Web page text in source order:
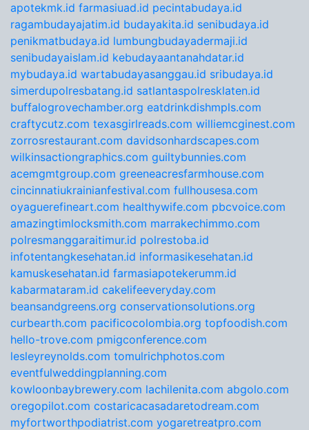
apotekmk.id farmasiuad.id pecintabudaya.id
ragambudayajatim.id budayakita.id senibudaya.id
penikmatbudaya.id lumbungbudayadermaji.id
senibudayaislam.id kebudayaantanahdatar.id
mybudaya.id wartabudayasanggau.id sribudaya.id
simerdupolresbatang.id satlantaspolresklaten.id
buffalogrovechamber.org eatdrinkdishmpls.com
craftycutz.com texasgirlreads.com williemcginest.com
zorrosrestaurant.com davidsonhardscapes.com
wilkinsactiongraphics.com guiltybunnies.com
acemgmtgroup.com greeneacresfarmhouse.com
cincinnatiukrainianfestival.com fullhousesa.com
oyaguerefineart.com healthywife.com pbcvoice.com
amazingtimlocksmith.com marrakechimmo.com
polresmanggaraitimur.id polrestoba.id
infotentangkesehatan.id informasikesehatan.id
kamuskesehatan.id farmasiapotekerumm.id
kabarmataram.id cakelifeeveryday.com
beansandgreens.org conservationsolutions.org
curbearth.com pacificocolombia.org topfoodish.com
hello-trove.com pmigconference.com
lesleyreynolds.com tomulrichphotos.com
eventfulweddingplanning.com
kowloonbaybrewery.com lachilenita.com abgolo.com
oregopilot.com costaricacasadaretodream.com
myfortworthpodiatrist.com yogaretreatpro.com